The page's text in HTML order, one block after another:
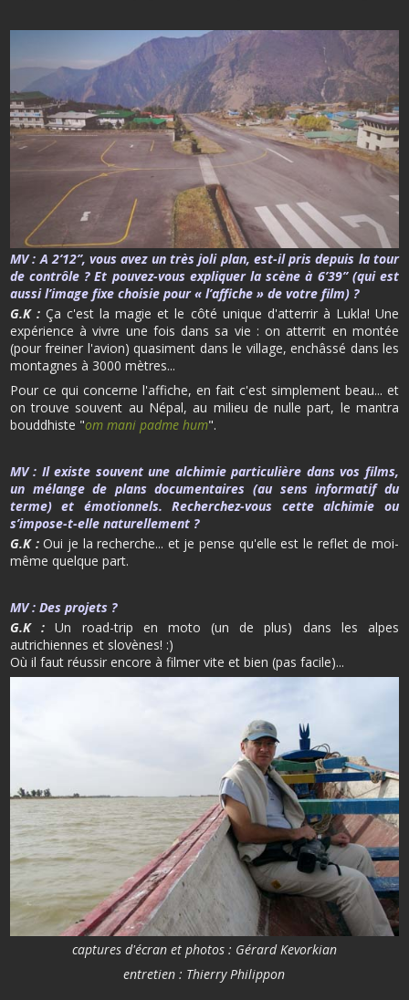
MV :A 2’12’’, vous avez un très joli plan, est-il pris depuis la tour
de contrôle ? Et pouvez-vous expliquer la scène à 6’39’’ (qui est
aussi l’image fixe choisie pour « l’affiche » de votre film) ?
G.K : Ça c'est la magie et le côté unique d'atterrir à Lukla! Une
expérience à vivre une fois dans sa vie : on atterrit en montée
(pour freiner l'avion) quasiment dans le village, enchâssé dans les
montagnes à 3000 mètres...
Pour ce qui concerne l'affiche, en fait c'est simplement beau... et
on trouve souvent au Népal, au milieu de nulle part, le mantra
bouddhiste "om mani padme hum".
MV : Il existe souvent une alchimie particulière dans vos films,
un mélange de plans documentaires (au sens informatif du
terme) et émotionnels. Recherchez-vous cette alchimie ou
s’impose-t-elle naturellement ?
G.K :Oui je la recherche... et je pense qu'elle est le reflet de moi-
même quelque part.
MV : Des projets ?
G.K : Un road-trip en moto (un de plus) dans les alpes
autrichiennes et slovènes! :)
Où il faut réussir encore à filmer vite et bien (pas facile)...
captures d'écran et photos : Gérard Kevorkian
entretien : Thierry Philippon